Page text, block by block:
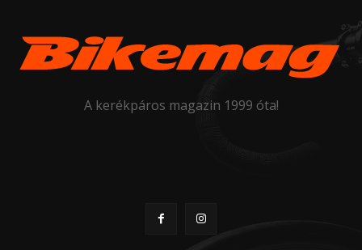
A kerékpáros magazin 1999 óta!